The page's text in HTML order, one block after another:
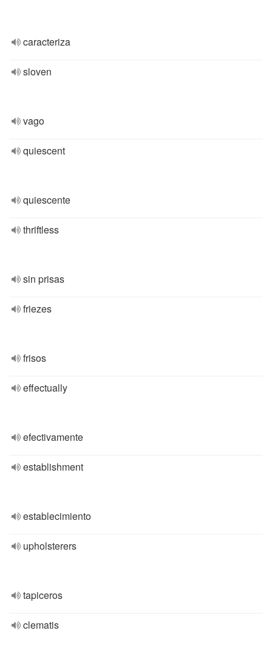
caracteriza
sloven
vago
quiescent
quiescente
thriftless
sin prisas
friezes
frisos
effectually
efectivamente
establishment
establecimiento
upholsterers
tapiceros
clematis